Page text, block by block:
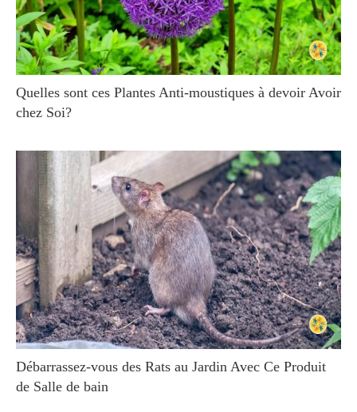
Quelles sont ces Plantes Anti-moustiques à devoir Avoir
chez Soi?
Débarrassez-vous des Rats au Jardin Avec Ce Produit
de Salle de bain